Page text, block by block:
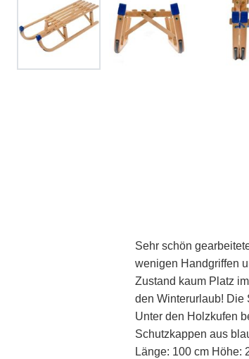
Sehr schön
wenigen Handgriffen
Zustand kaum Platz
den Winterurlaub! Die
Unter den Holzkufen
Schutzkappen aus
Länge: 100 cm Höhe: